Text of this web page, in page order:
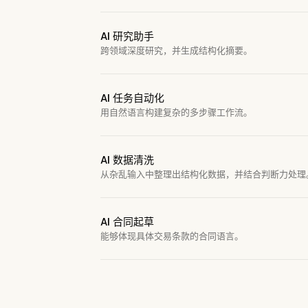
AI 研究助手
跨领域深度研究，并生成结构化摘要。
AI 任务自动化
用自然语言构建复杂的多步骤工作流。
AI 数据清洗
从杂乱输入中整理出结构化数据，并结合判断力处
AI 合同起草
能够体现具体交易条款的合同语言。